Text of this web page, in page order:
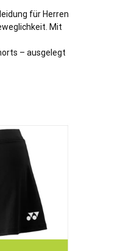
für Herren
Mit
– ausgelegt